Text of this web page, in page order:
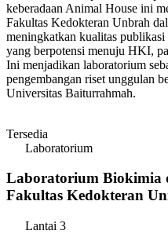
keberadaan Animal House ini
Fakultas Kedokteran Unbrah
meningkatkan kualitas
yang berpotensi menuju HKI,
Ini menjadikan laboratorium
pengembangan riset unggulan
Universitas Baiturrahmah.
Tersedia
Laboratorium
Laboratorium Biokimia
Fakultas Kedokteran
Lantai 3